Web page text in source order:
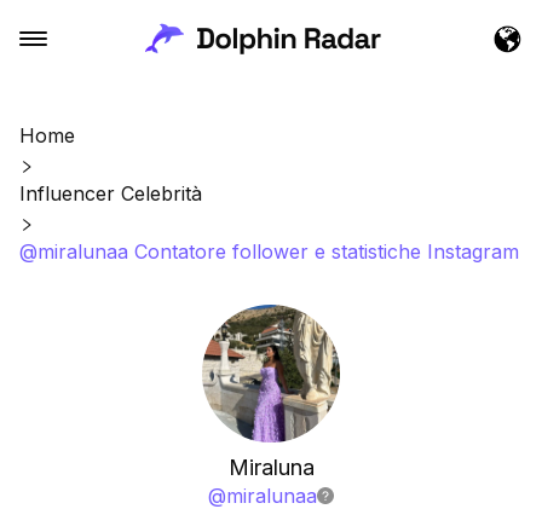
Home
Influencer Celebrità
@miralunaa Contatore follower e statistiche Instagram
Miraluna
@miralunaa